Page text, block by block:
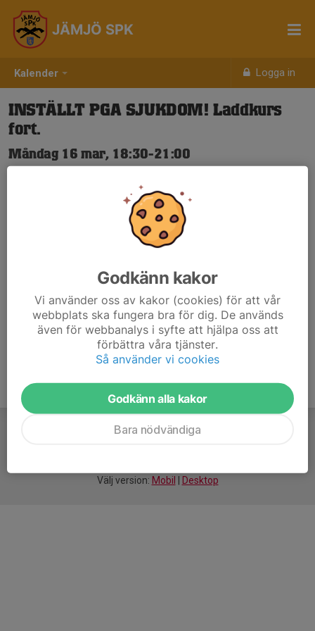
Kalender Logga in
JÄMJÖ SPK
INSTÄLLT PGA SJUKDOM! Laddkurs
fort.
Måndag 16 mar, 18:30-21:00
Välj version: Mobil Desktop
Godkänn kakor
Vi använder oss av kakor (cookies) för att vår
webbplats ska fungera bra för dig. De används
även för webbanalys i syfte att hjälpa oss att
förbättra våra tjänster.
Så använder vi cookies
Godkänn alla kakor
Bara nödvändiga